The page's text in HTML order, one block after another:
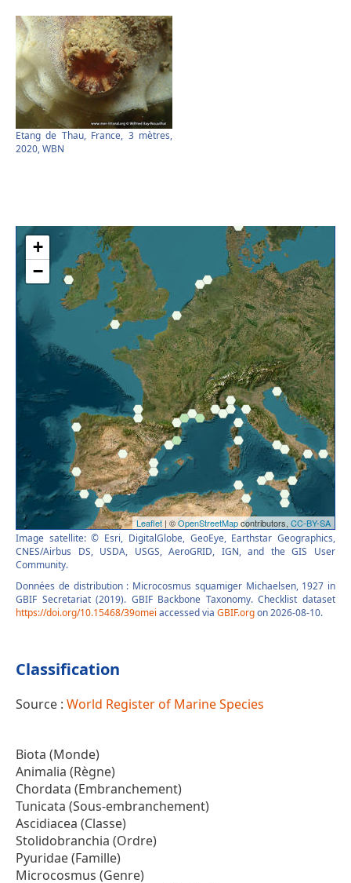
Etang de Thau, France, 3 mètres,
2020, WBN
Image satellite: © Esri, DigitalGlobe, GeoEye, Earthstar Geographics,
CNES/Airbus DS, USDA, USGS, AeroGRID, IGN, and the GIS User
Community.
Données de distribution : Microcosmus squamiger Michaelsen, 1927 in
GBIF Secretariat (2019). GBIF Backbone Taxonomy. Checklist dataset
https://doi.org/10.15468/39omei accessed via GBIF.orgon 2026-08-10.
Classification
Source : World Register of Marine Species
Biota (Monde)
Animalia (Règne)
Chordata (Embranchement)
Tunicata (Sous-embranchement)
Ascidiacea (Classe)
Stolidobranchia (Ordre)
Pyuridae (Famille)
Microcosmus (Genre)